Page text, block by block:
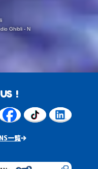
Ghibli - N
!
一覧